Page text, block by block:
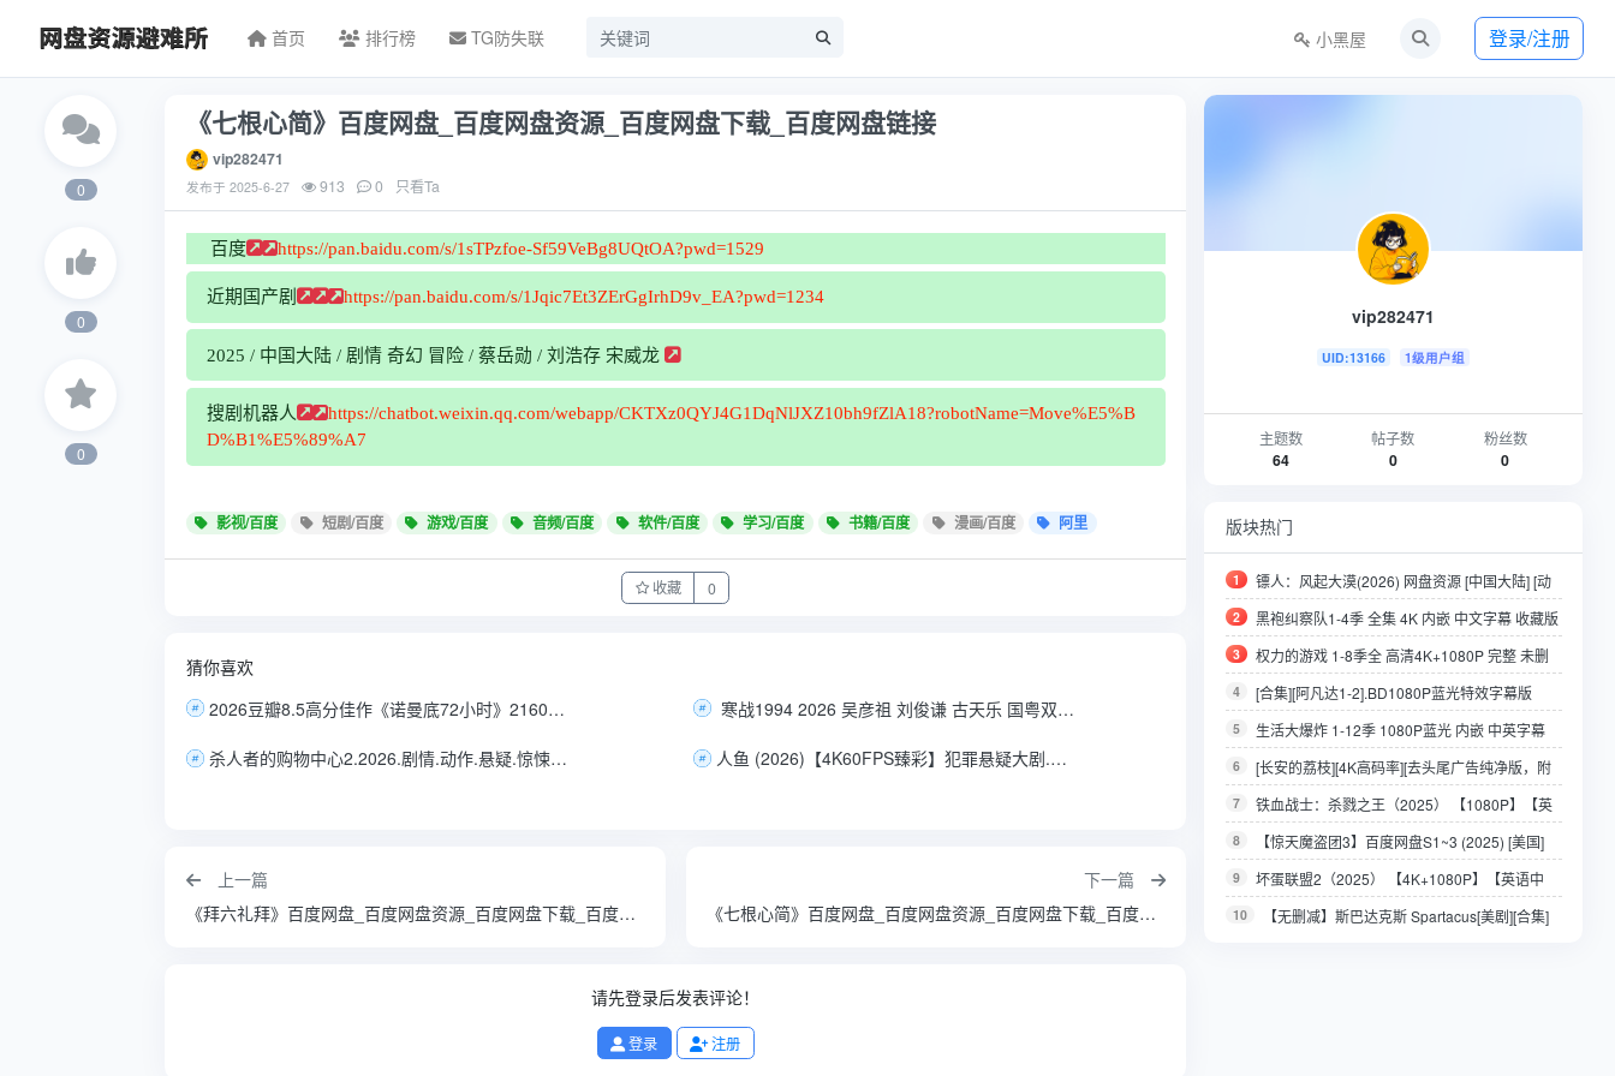
首页 排行榜 TG防失联 小黑屋 登录/注册
0
0
0
《七根心简》百度网盘_百度网盘资源_百度网盘下载_百度网盘链接
vip282471
发布于 2025-6-27 913 0 只看Ta
百度 https://pan.baidu.com/s/1sTPzfoe-Sf59VeBg8UQtOA?pwd=1529
近期国产剧 https://pan.baidu.com/s/1Jqic7Et3ZErGgIrhD9v_EA?pwd=1234
2025 / 中国大陆 / 剧情 奇幻 冒险 / 蔡岳勋 / 刘浩存 宋威龙
搜剧机器人
https://chatbot.weixin.qq.com/webapp/CKTXz0QYJ4G1DqNlJXZ10bh9fZlA18?robotName=Move%E5%B
D%B1%E5%89%A7
影视/百度 短剧/百度 游戏/百度 音频/百度 软件/百度 学习/百度 书籍/百度 漫画/百度 阿里
收藏 0
猜你喜欢
2026豆瓣8.5高分佳作《诺曼底72小时》2160p.WEB-DL.HDR10P.H.265.DDP5.1/24.3G
寒战1994 2026 吴彦祖 刘俊谦 古天乐 国粤双语 4K+1080P 正式版
杀人者的购物中心2.2026.剧情.动作.悬疑.惊悚.韩语中文字幕.更新到06集 人鱼 (2026)【4K60FPS臻彩】犯罪悬疑大剧.刘孜.张开泰.黄杨钿甜.董勇.张帆.更新到10集 链。
上一篇
《拜六礼拜》百度网盘_百度网盘资源_百度网盘下载_百度网盘链接_百度网盘免费
下一篇
《七根心简》百度网盘_百度网盘资源_百度网盘下载_百度网盘链接
请先登录后发表评论！
登录 注册
vip282471
UID:13166 1级用户组
主题数
64
帖子数
0
粉丝数
0
版块热门
1
镖人：风起大漠(2026) 网盘资源 [中国大陆] [动
作/武侠/古装] 汉语普通话7.5分
2 黑袍纠察队1-4季 全集 4K 内嵌 中文字幕 收藏版
3
权力的游戏 1-8季全 高清4K+1080P 完整 未删
减 中英字幕
4 [合集][阿凡达1-2].BD1080P蓝光特效字幕版
5
生活大爆炸 1-12季 1080P蓝光 内嵌 中英字幕
收藏版
6
[长安的荔枝][4K高码率][去头尾广告纯净版，附
赠马伯庸原版小说，值得珍藏][2025]
7
铁血战士：杀戮之王（2025） 【1080P】【英
语中字】【3.5G】
8
【惊天魔盗团3】百度网盘S1~3 (2025) [美国]
[剧情 / 动作 / 犯罪] 英语 (建议先保存再观看)
9
坏蛋联盟2（2025） 【4K+1080P】【英语中
字】【14.4G】
10
【无删减】斯巴达克斯 Spartacus[美剧][合集]